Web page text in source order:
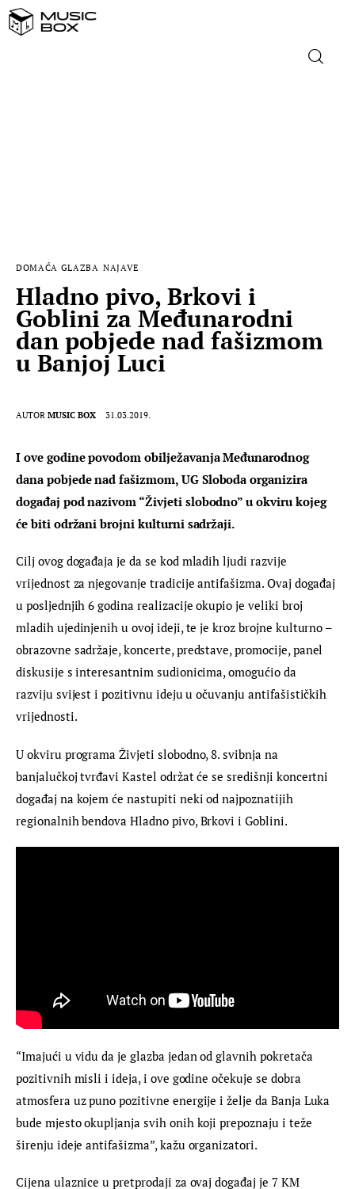
MUSIC BOX
DOMAĆA GLAZBA NAJAVE
Hladno pivo, Brkovi i
Goblini za Međunarodni
dan pobjede nad fašizmom
u Banjoj Luci
AUTOR MUSIC BOX 31.03.2019.
I ove godine povodom obilježavanja Međunarodnog
dana pobjede nad fašizmom, UG Sloboda organizira
događaj pod nazivom “Živjeti slobodno” u okviru kojeg
će biti održani brojni kulturni sadržaji.
Cilj ovog događaja je da se kod mladih ljudi razvije
vrijednost za njegovanje tradicije antifašizma. Ovaj događaj
u posljednjih 6 godina realizacije okupio je veliki broj
mladih ujedinjenih u ovoj ideji, te je kroz brojne kulturno –
obrazovne sadržaje, koncerte, predstave, promocije, panel
diskusije s interesantnim sudionicima, omogućio da
razviju svijest i pozitivnu ideju u očuvanju antifašističkih
vrijednosti.
U okviru programa Živjeti slobodno, 8. svibnja na
banjalučkoj tvrđavi Kastel održat će se središnji koncertni
događaj na kojem će nastupiti neki od najpoznatijih
regionalnih bendova Hladno pivo, Brkovi i Goblini.
“Imajući u vidu da je glazba jedan od glavnih pokretača
pozitivnih misli i ideja, i ove godine očekuje se dobra
atmosfera uz puno pozitivne energije i želje da Banja Luka
bude mjesto okupljanja svih onih koji prepoznaju i teže
širenju ideje antifašizma”, kažu organizatori.
Cijena ulaznice u pretprodaji za ovaj događaj je 7 KM